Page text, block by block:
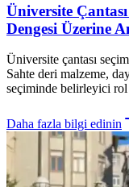
Üniversite
Dengesi Üzerine
Üniversite çantası
Sahte deri malzeme,
seçiminde belirleyici rol
Daha fazla bilgi edinin